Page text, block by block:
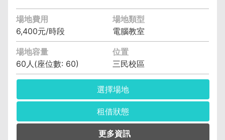
場地費用
場地類型
6,400元/時段
電腦教室
場地容量
位置
60人(座位數: 60)
三民校區
選擇場地
租借狀態